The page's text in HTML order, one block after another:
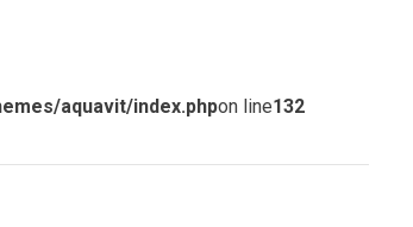
aquavit/index.phpon line132